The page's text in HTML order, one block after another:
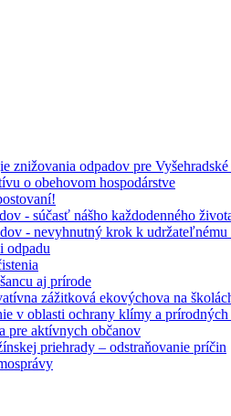
znižovania odpadov pre
o obehovom hospodárstve
- súčasť nášho každodenného
- nevyhnutný krok k
odpadu
aj prírode
zážitková ekovýchova na
v oblasti ochrany klímy a
pre aktívnych občanov
priehrady – odstraňovanie príčin